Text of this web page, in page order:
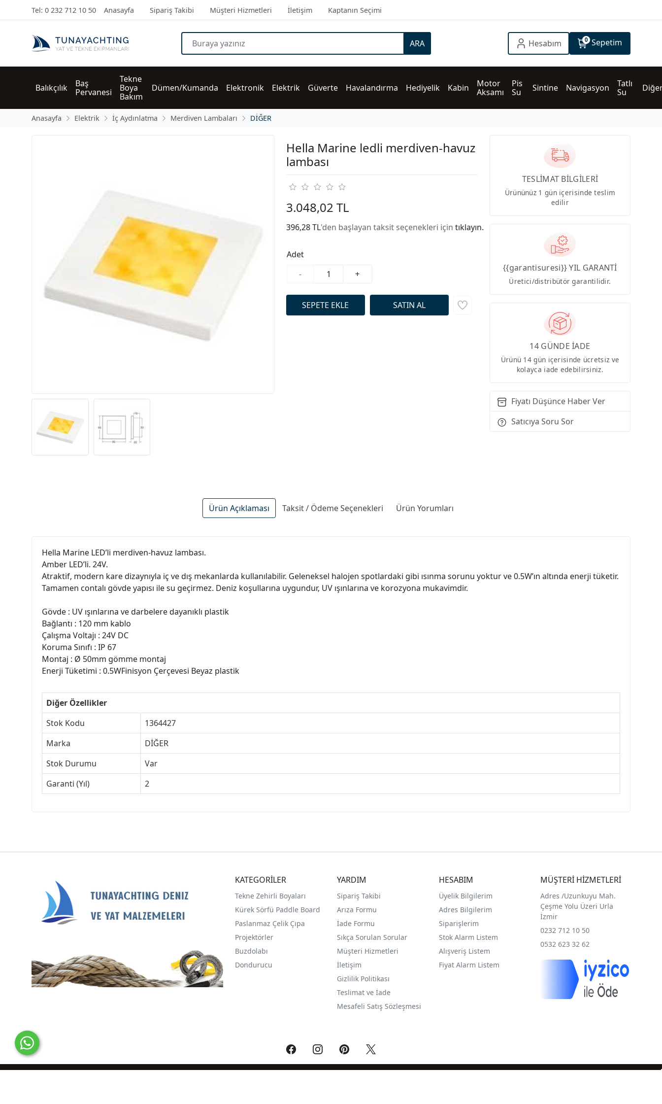
Tel: 0 232 712 10 50 Anasayfa Sipariş Takibi Müşteri Hizmetleri İletişim Kaptanın Seçimi
ARA Hesabım 0 Sepetim
Balıkçılık
Baş
Pervanesi
Tekne
Boya
Bakım
Dümen/Kumanda Elektronik Elektrik Güverte Havalandırma Hediyelik Kabin
Motor
Aksamı
Pis
Su
Sintine Navigasyon
Tatlı
Su
Anasayfa Elektrik İç Aydınlatma Merdiven Lambaları DİĞER
Hella Marine ledli merdiven-havuz
lambası
3.048,02 TL
396,28 TL'den başlayan taksit seçenekleri için tıklayın.
Adet
-
+
TESLİMAT BİLGİLERİ
Ürününüz 1 gün içerisinde teslim
edilir
{{garantisuresi}} YIL GARANTİ
Üretici/distribütör garantilidir.
14 GÜNDE İADE
Ürünü 14 gün içerisinde ücretsiz ve
kolayca iade edebilirsiniz.
Fiyatı Düşünce Haber Ver
Satıcıya Soru Sor
Ürün Açıklaması Taksit / Ödeme Seçenekleri Ürün Yorumları
Hella Marine LED’li merdiven-havuz lambası.
Amber LED’li. 24V.
Atraktif, modern kare dizaynıyla iç ve dış mekanlarda kullanılabilir. Geleneksel halojen spotlardaki gibi ısınma sorunu yoktur ve 0.5W’ın altında enerji tüketir.
Tamamen contalı gövde yapısı ile su geçirmez. Deniz koşullarına uygundur, UV ışınlarına ve korozyona mukavimdir.
Gövde : UV ışınlarına ve darbelere dayanıklı plastik
Bağlantı : 120 mm kablo
Çalışma Voltajı : 24V DC
Koruma Sınıfı : IP 67
Montaj : Ø 50mm gömme montaj
Enerji Tüketimi : 0.5WFinisyon Çerçevesi Beyaz plastik
Diğer Özellikler
Stok Kodu
1364427
Marka
DİĞER
Stok Durumu
Var
Garanti (Yıl)
2
KATEGORİLER
Tekne Zehirli Boyaları
Kürek Sörfü Paddle Board
Paslanmaz Çelik Çıpa
Projektörler
Buzdolabı
Dondurucu
YARDIM
Sipariş Takibi
Arıza Formu
İade Formu
Sıkça Sorulan Sorular
Müşteri Hizmetleri
İletişim
Gizlilik Politikası
Teslimat ve İade
Mesafeli Satış Sözleşmesi
HESABIM
Üyelik Bilgilerim
Adres Bilgilerim
Siparişlerim
Stok Alarm Listem
Alışveriş Listem
Fiyat Alarm Listem
MÜŞTERİ HİZMETLERİ
Adres /Uzunkuyu Mah.
Çeşme Yolu Üzeri Urla
İzmir
0232 712 10 50
0532 623 32 62